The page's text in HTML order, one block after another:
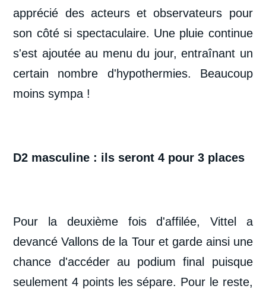
apprécié des acteurs et observateurs pour
son côté si spectaculaire. Une pluie continue
s'est ajoutée au menu du jour, entraînant un
certain nombre d'hypothermies. Beaucoup
moins sympa !
D2 masculine : ils seront 4 pour 3 places
Pour la deuxième fois d'affilée, Vittel a
devancé Vallons de la Tour et garde ainsi une
chance d'accéder au podium final puisque
seulement 4 points les sépare. Pour le reste,